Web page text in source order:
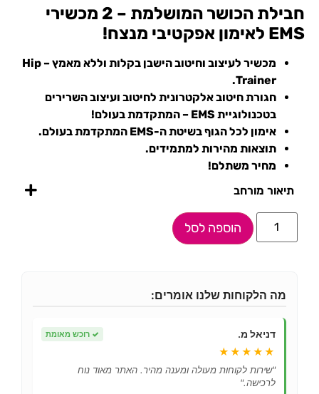
חבילת הכושר המושלמת – 2 מכשירי
EMS לאימון אפקטיבי מנצח!
מכשיר לעיצוב וחיטוב הישבן בקלות וללא מאמץ – Hip
Trainer.
חגורת חיטוב אלקטרונית לחיטוב ועיצוב השרירים
בטכנולוגיית EMS – המתקדמת בעולם!
אימון לכל הגוף בשיטת ה-EMS המתקדמת בעולם.
תוצאות מהירות למתמידים.
מחיר משתלם!
תיאור מורחב
הוספה לסל
מה הלקוחות שלנו אומרים:
דניאל מ. ✓ רוכש מאומת
★★★★★
"שירות לקוחות מעולה ומענה מהיר. האתר מאוד נוח
לרכישה."